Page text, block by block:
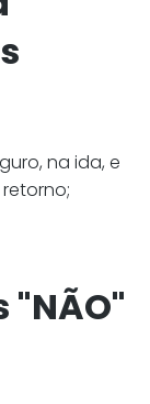
na ida, e
"NÃO"